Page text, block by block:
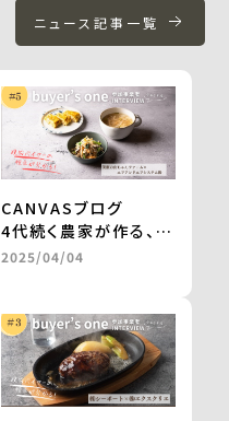
ニュース記事一覧
CANVASブログ
4代続く農家が作る、無
農薬栽培・天日干しの
～600食を継続販売
＜from buyer’s
one＞
2025/04/04